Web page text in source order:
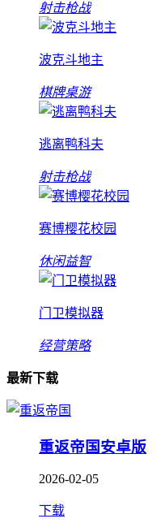
射击枪战
波克斗地主
棋牌桌游
逃离鸭科夫
射击枪战
赛博樱花校园
休闲益智
门卫模拟器
经营策略
最新下载
重返帝国安卓版
2026-02-05
下载